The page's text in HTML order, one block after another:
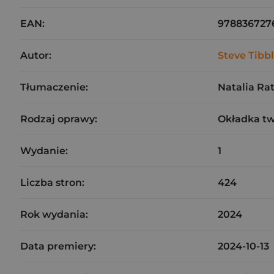
EAN:
Autor: Steve
Tłumaczenie: Natalia
Rodzaj oprawy: Okładka
Wydanie: 1
Liczba stron: 424
Rok wydania: 2024
Data premiery: 2024-10-13